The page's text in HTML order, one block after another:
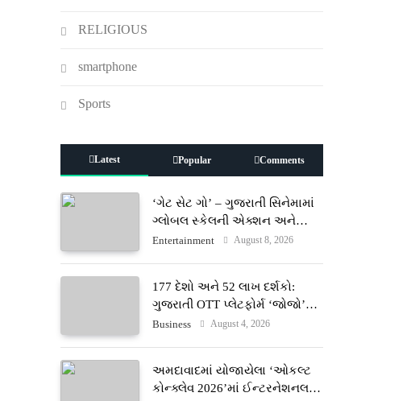
RELIGIOUS
smartphone
Sports
Latest Popular Comments
‘ગેટ સેટ ગો’ – ગુજરાતી સિનેમામાં
ગ્લોબલ સ્કેલની એક્શન અને
રોમાંચનો નવો અધ્યાય
Entertainment August 8, 2026
177 દેશો અને 52 લાખ દર્શકો:
ગુજરાતી OTT પ્લેટફોર્મ ‘જોજો’
(JOJO) નો વિશ્વભરમાં દબદબો
Business August 4, 2026
અમદાવાદમાં યોજાયેલા ‘ઓકલ્ટ
કોન્ક્લેવ 2026’માં ઈન્ટરનેશનલ